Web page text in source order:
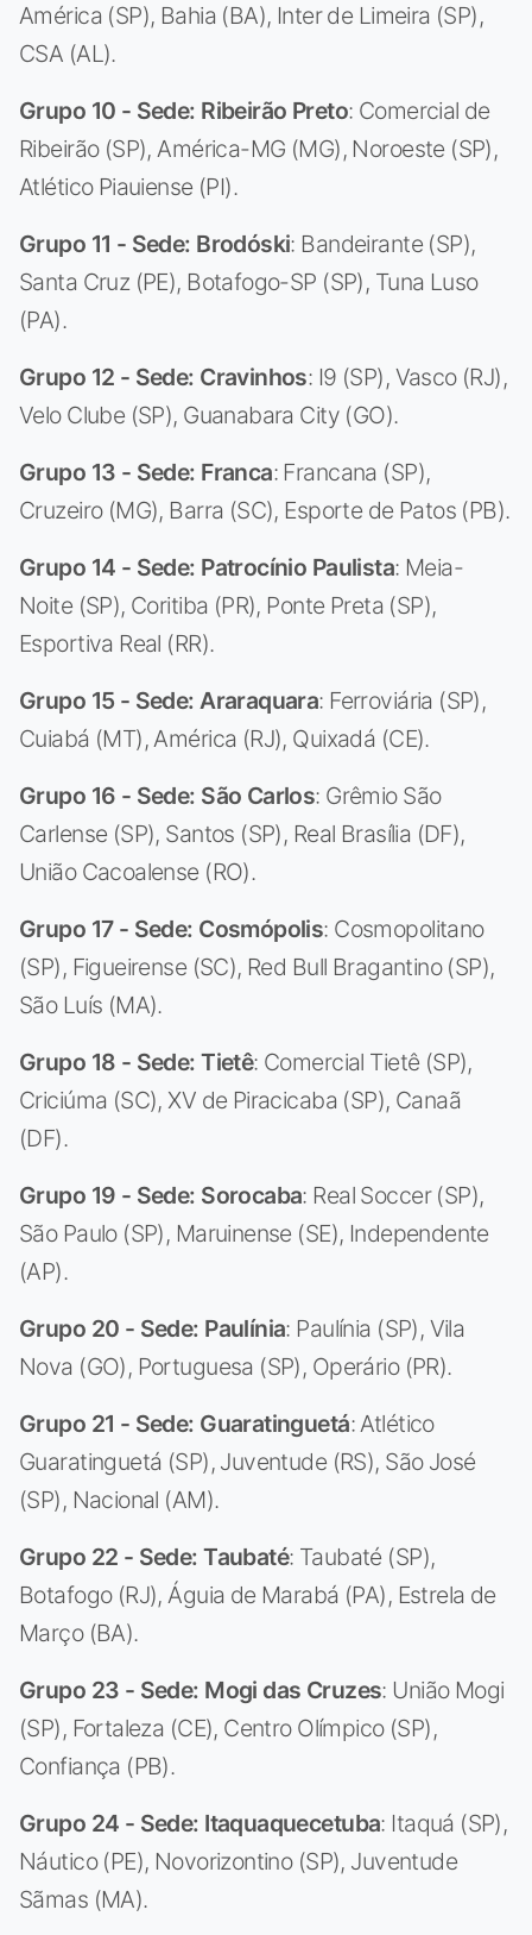
América (SP), Bahia (BA), Inter de Limeira (SP),
CSA (AL).
Grupo 10 - Sede: Ribeirão Preto: Comercial de
Ribeirão (SP), América-MG (MG), Noroeste (SP),
Atlético Piauiense (PI).
Grupo 11 - Sede: Brodóski: Bandeirante (SP),
Santa Cruz (PE), Botafogo-SP (SP), Tuna Luso
(PA).
Grupo 12 - Sede: Cravinhos: I9 (SP), Vasco (RJ),
Velo Clube (SP), Guanabara City (GO).
Grupo 13 - Sede: Franca: Francana (SP),
Cruzeiro (MG), Barra (SC), Esporte de Patos (PB).
Grupo 14 - Sede: Patrocínio Paulista: Meia-
Noite (SP), Coritiba (PR), Ponte Preta (SP),
Esportiva Real (RR).
Grupo 15 - Sede: Araraquara: Ferroviária (SP),
Cuiabá (MT), América (RJ), Quixadá (CE).
Grupo 16 - Sede: São Carlos: Grêmio São
Carlense (SP), Santos (SP), Real Brasília (DF),
União Cacoalense (RO).
Grupo 17 - Sede: Cosmópolis: Cosmopolitano
(SP), Figueirense (SC), Red Bull Bragantino (SP),
São Luís (MA).
Grupo 18 - Sede: Tietê: Comercial Tietê (SP),
Criciúma (SC), XV de Piracicaba (SP), Canaã
(DF).
Grupo 19 - Sede: Sorocaba: Real Soccer (SP),
São Paulo (SP), Maruinense (SE), Independente
(AP).
Grupo 20 - Sede: Paulínia: Paulínia (SP), Vila
Nova (GO), Portuguesa (SP), Operário (PR).
Grupo 21 - Sede: Guaratinguetá: Atlético
Guaratinguetá (SP), Juventude (RS), São José
(SP), Nacional (AM).
Grupo 22 - Sede: Taubaté: Taubaté (SP),
Botafogo (RJ), Águia de Marabá (PA), Estrela de
Março (BA).
Grupo 23 - Sede: Mogi das Cruzes: União Mogi
(SP), Fortaleza (CE), Centro Olímpico (SP),
Confiança (PB).
Grupo 24 - Sede: Itaquaquecetuba: Itaquá (SP),
Náutico (PE), Novorizontino (SP), Juventude
Sãmas (MA).